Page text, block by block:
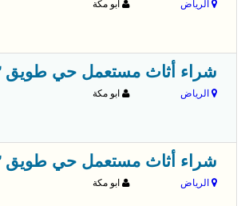
الرياض ابو مكة
شراء أثاث مستعمل حي طويق ٠٥٣٢٩٤٦٤٢٣
الرياض ابو مكة
شراء أثاث مستعمل حي طويق ٠٥٣٢٩٤٦٤٢٣
الرياض ابو مكة